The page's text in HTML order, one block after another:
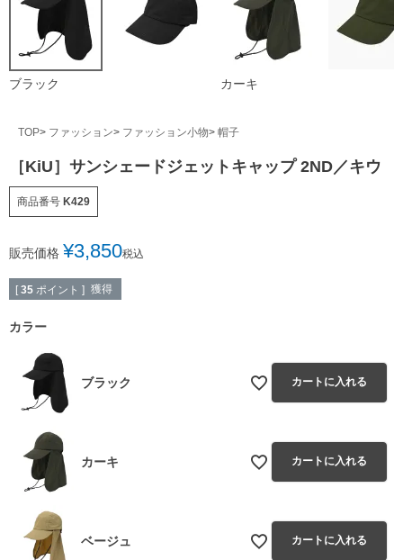
ブラック カーキ
TOP ファッション ファッション小物 帽子
［KiU］サンシェードジェットキャップ 2ND／キウ
商品番号 K429
販売価格 ¥3,850税込
[ 35 ポイント ] 獲得
カラー
ブラック カートに入れる
カーキ カートに入れる
ベージュ カートに入れる